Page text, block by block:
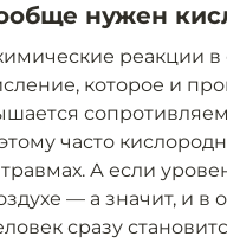
нужен
реакции
которое и
часто
А если
— а значит, и в
сразу